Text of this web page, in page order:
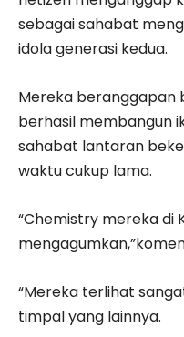
sebagai sahabat
idola generasi kedua.
Mereka beranggapan
berhasil membangun
sahabat lantaran
waktu cukup lama.
“Chemistry mereka di
“Mereka terlihat
timpal yang lainnya.